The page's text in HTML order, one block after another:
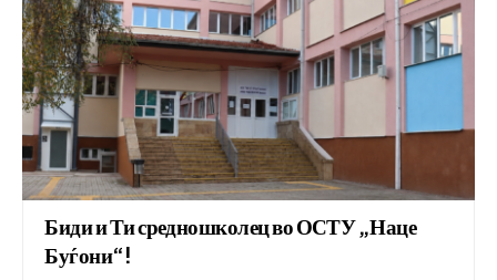
Биди и Ти средношколец во ОСТУ „Наце
Буѓони“!